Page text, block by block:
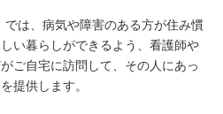
では、病気や障害のある方が住み慣
い暮らしができるよう、看護師や
ご自宅に訪問して、その人にあっ
提供します。